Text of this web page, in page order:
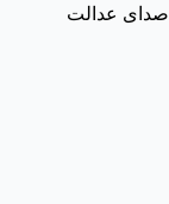
صدای عدالت